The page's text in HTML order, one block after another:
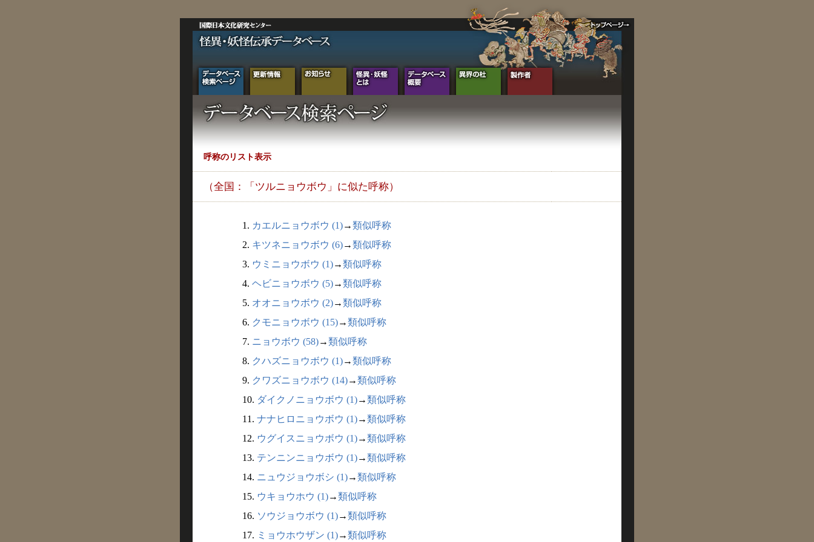
呼称のリスト表示
（全国：「ツルニョウボウ」に似た呼称）
1. カエルニョウボウ (1)→類似呼称
2. キツネニョウボウ (6)→類似呼称
3. ウミニョウボウ (1)→類似呼称
4. ヘビニョウボウ (5)→類似呼称
5. オオニョウボウ (2)→類似呼称
6. クモニョウボウ (15)→類似呼称
7. ニョウボウ (58)→類似呼称
8. クハズニョウボウ (1)→類似呼称
9. クワズニョウボウ (14)→類似呼称
10. ダイクノニョウボウ (1)→類似呼称
11. ナナヒロニョウボウ (1)→類似呼称
12. ウグイスニョウボウ (1)→類似呼称
13. テンニンニョウボウ (1)→類似呼称
14. ニュウジョウボシ (1)→類似呼称
15. ウキョウホウ (1)→類似呼称
16. ソウジョウボウ (1)→類似呼称
17. ミョウホウザン (1)→類似呼称